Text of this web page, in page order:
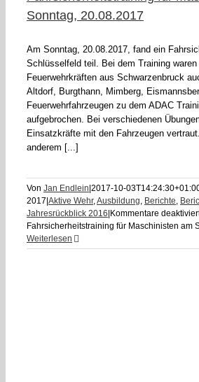
Sonntag, 20.08.2017
Am Sonntag, 20.08.2017, fand ein
Schlüsselfeld teil. Bei dem Training waren
Feuerwehrkräften aus Schwarzenbruck
Altdorf, Burgthann, Mimberg,
Feuerwehrfahrzeugen zu dem ADAC
aufgebrochen. Bei verschiedenen
Einsatzkräfte mit den Fahrzeugen
anderem [...]
Von Jan Endlein 2017-10-
2017 Aktive Wehr,Ausbildung, Berichte,
Jahresrückblick 2016 Kommentare
Fahrsicherheitstraining für Maschinisten am
Weiterlesen